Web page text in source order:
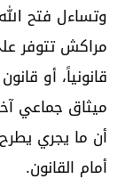
وتساءل فتح
مراكش تتوفر
أن ما يجري
أمام القانون.